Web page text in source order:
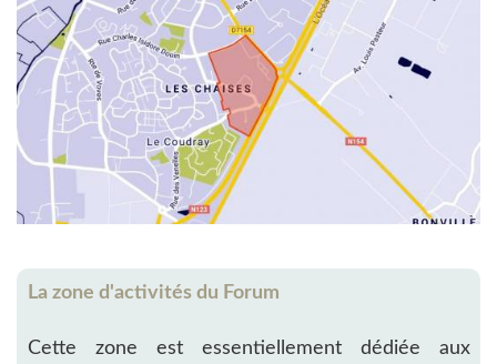
La zone d'activités du Forum
Cette zone est essentiellement dédiée aux